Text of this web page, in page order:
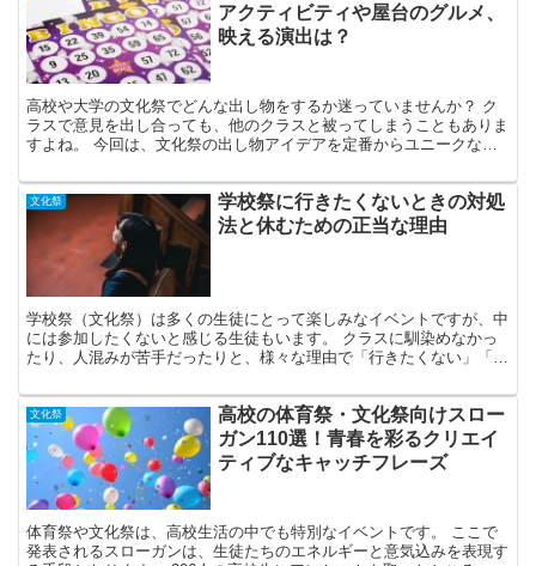
アクティビティや屋台のグルメ、
映える演出は？
高校や大学の文化祭でどんな出し物をするか迷っていませんか？ ク
ラスで意見を出し合っても、他のクラスと被ってしまうこともありま
すよね。 今回は、文化祭の出し物アイデアを定番からユニークなも
文化祭
学校祭に行きたくないときの対処
法と休むための正当な理由
学校祭（文化祭）は多くの生徒にとって楽しみなイベントですが、中
には参加したくないと感じる生徒もいます。 クラスに馴染めなかっ
たり、人混みが苦手だったりと、様々な理由で「行きたくない」「辛
文化祭
高校の体育祭・文化祭向けスロー
ガン110選！青春を彩るクリエイ
ティブなキャッチフレーズ
体育祭や文化祭は、高校生活の中でも特別なイベントです。 ここで
発表されるスローガンは、生徒たちのエネルギーと意気込みを表現す